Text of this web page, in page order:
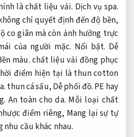
là chất liệu vải. Dịch vụ spa.
chỉ quyết định đến độ bền,
co giãn mà còn ảnh hưởng trực
của người mặc. Nổi bật. Dễ
màu. chất liệu vải đồng phục
điểm hiện tại là thun cotton
thun cá sấu, Dễ phối đồ. PE hay
An toàn cho da. Mỗi loại chất
điểm riêng, Mang lại sự tự
nhu cầu khác nhau.